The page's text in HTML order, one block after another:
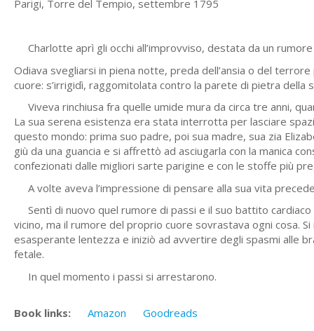
Parigi, Torre del Tempio, settembre 1795
Charlotte aprì gli occhi all’improvviso, destata da un
Odiava svegliarsi in piena notte, preda dell’ansia o del
cuore: s’irrigidì, raggomitolata contro la parete di pietra della
Viveva rinchiusa fra quelle umide mura da circa tre anni,
La sua serena esistenza era stata interrotta per lasciare
questo mondo: prima suo padre, poi sua madre, sua zia
giù da una guancia e si affrettò ad asciugarla con la manica
confezionati dalle migliori sarte parigine e con le stoffe più
A volte aveva l’impressione di pensare alla sua vita
Sentì di nuovo quel rumore di passi e il suo battito
vicino, ma il rumore del proprio cuore sovrastava ogni cosa.
esasperante lentezza e iniziò ad avvertire degli spasmi alle
fetale.
In quel momento i passi si arrestarono.
Book links: Amazon Goodreads